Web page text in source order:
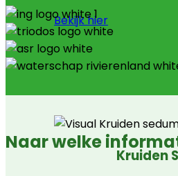
Bekijk hier
Kruiden
Naar welke